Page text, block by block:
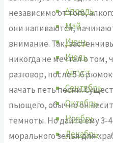
Апрель
Май
Июнь
Июль
Август
Сентябрь
Октябрь
Ноябрь
Декабрь
независимо от того,
они напиваются,
внимание. Так,
никогда не мечтал о том,
разговор, после 5-6
начать петь песни.
пьющего, обычно он
темноты. Но дайте ему 3-4
морального зелья для